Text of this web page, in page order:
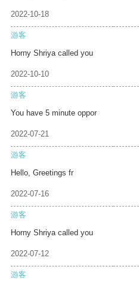
2022-10-18
游客
Horny Shriya called you
2022-10-10
游客
You have 5 minute oppor
2022-07-21
游客
Hello, Greetings fr
2022-07-16
游客
Horny Shriya called you
2022-07-12
游客